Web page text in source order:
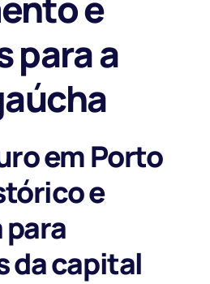
para a
em Porto
e
da capital